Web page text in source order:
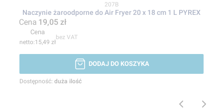
Kod produktu
207B
Naczynie żaroodporne do Air Fryer 20 x 18 cm 1 L PYREX
Cena 19,05 zł
Cena
15,49 zł
bez VAT
DODAJ DO KOSZYKA
Dostępność: duża ilość